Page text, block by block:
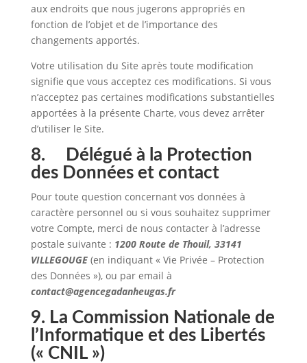
aux endroits que nous jugerons appropriés en
fonction de l’objet et de l’importance des
changements apportés.
Votre utilisation du Site après toute modification
signifie que vous acceptez ces modifications. Si vous
n’acceptez pas certaines modifications substantielles
apportées à la présente Charte, vous devez arrêter
d’utiliser le Site.
8. Délégué à la Protection
des Données et contact
Pour toute question concernant vos données à
caractère personnel ou si vous souhaitez supprimer
votre Compte, merci de nous contacter à l’adresse
postale suivante : 1200 Route de Thouil, 33141
VILLEGOUGE (en indiquant « Vie Privée – Protection
des Données »), ou par email à
contact@agencegadanheugas.fr
9. La Commission Nationale de
l’Informatique et des Libertés
(« CNIL »)